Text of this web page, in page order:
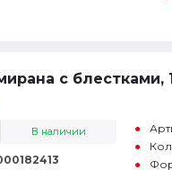
с блестками,
В наличии